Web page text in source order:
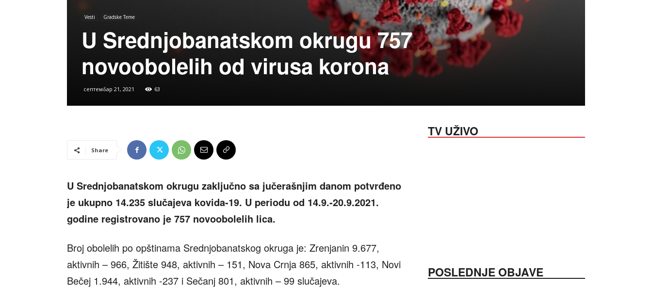
Vesti Gradske Teme
U Srednjobanatskom okrugu 757
novoobolelih od virusa korona
септембар 21, 2021 63
Share
U Srednjobanatskom okrugu zaključno sa jučerašnjim danom potvrđeno
je ukupno 14.235 slučajeva kovida-19. U periodu od 14.9.-20.9.2021.
godine registrovano je 757 novoobolelih lica.
Broj obolelih po opštinama Srednjobanatskog okruga je: Zrenjanin 9.677,
aktivnih – 966, Žitište 948, aktivnih – 151, Nova Crnja 865, aktivnih -113, Novi
Bečej 1.944, aktivnih -237 i Sečanj 801, aktivnih – 99 slučajeva.
TV UŽIVO
POSLEDNJE OBJAVE